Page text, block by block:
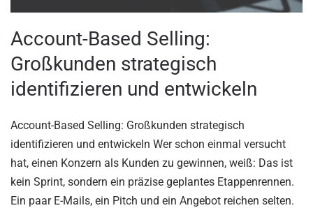
Account-Based Selling:
Großkunden strategisch
identifizieren und entwickeln
Account-Based Selling: Großkunden strategisch
identifizieren und entwickeln Wer schon einmal versucht
hat, einen Konzern als Kunden zu gewinnen, weiß: Das ist
kein Sprint, sondern ein präzise geplantes Etappenrennen.
Ein paar E-Mails, ein Pitch und ein Angebot reichen selten.